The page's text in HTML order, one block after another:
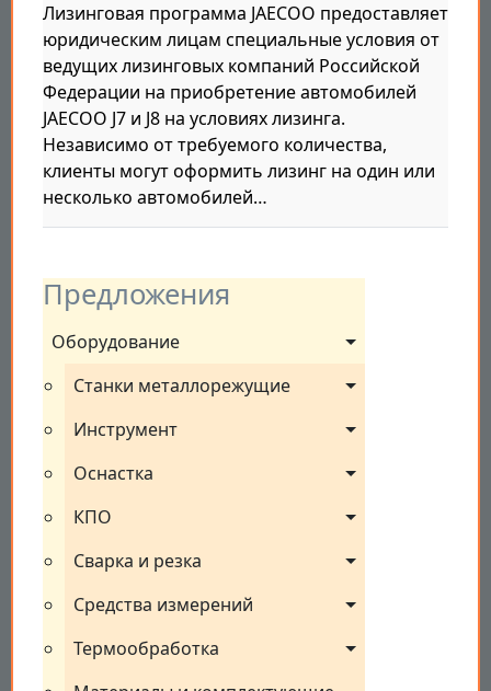
Предложения
Оборудование
Станки металлорежущие
Инструмент
Оснастка
КПО
Сварка и резка
Средства измерений
Термообработка
Лизинговая программа JAECOO предоставляет
юридическим лицам специальные условия от
ведущих лизинговых компаний Российской
Федерации на приобретение автомобилей
JAECOO J7 и J8 на условиях лизинга.
Независимо от требуемого количества,
клиенты могут оформить лизинг на один или
несколько автомобилей…